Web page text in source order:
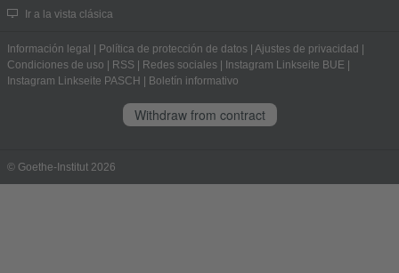
Ir a la vista clásica
Información legal Política de protección de datos Ajustes de privacidad
Condiciones de uso
RSS Redes sociales Instagram Linkseite BUE
Instagram Linkseite PASCH
Boletín informativo
Withdraw from contract
© Goethe-Institut 2026